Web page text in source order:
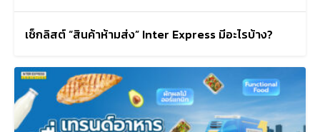
เช็กลิสต์ “สินค้าห้ามส่ง” Inter Express มีอะไรบ้าง?